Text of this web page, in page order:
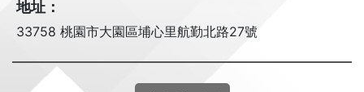
地址：
33758 桃園市大園區埔心里航勤北路27號